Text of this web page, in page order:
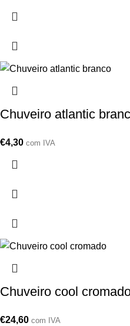
Chuveiro atlantic
€4,30 com IVA
Chuveiro cool
€24,60 com IVA